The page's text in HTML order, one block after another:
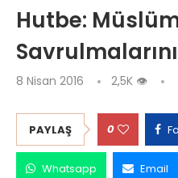
Hutbe:
8 Nisan 2016 2,5K 👁
PAYLAŞ 0
Whatsapp Email